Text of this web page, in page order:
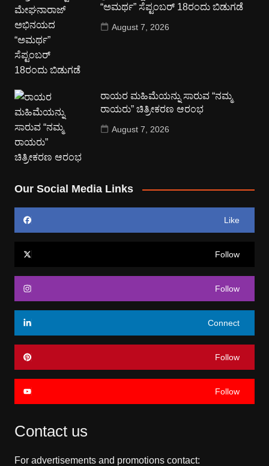
“ಅಮರ್ಥ” ಸೆಪ್ಟಂಬರ್ 18ರಂದು ಬಿಡುಗಡೆ
August 7, 2026
ರಾಯರ ಮಹಿಮೆಯನ್ನು ಸಾರುವ “ನಮ್ಮ
ರಾಯರು” ಚಿತ್ರೀಕರಣ ಆರಂಭ
August 7, 2026
Our Social Media Links
Like
Follow
Follow
Connect
Follow
Follow
Contact us
For advertisements and promotions contact: